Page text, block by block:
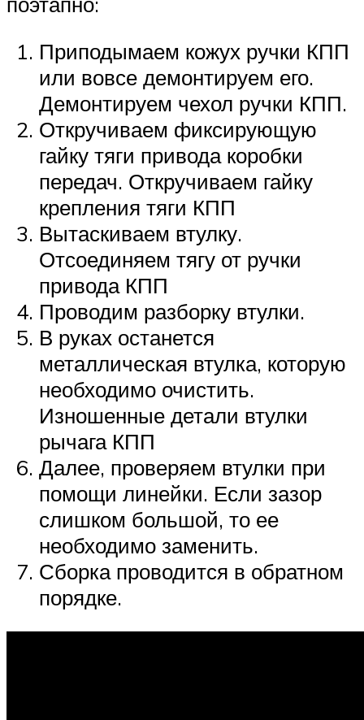
Приподымаем кожух ручки КПП
или вовсе демонтируем его.
Демонтируем чехол ручки КПП.
Откручиваем фиксирующую
гайку тяги привода коробки
передач. Откручиваем гайку
крепления тяги КПП
Вытаскиваем втулку.
Отсоединяем тягу от ручки
привода КПП
Проводим разборку втулки.
В руках останется
металлическая втулка, которую
необходимо очистить.
Изношенные детали втулки
рычага КПП
Далее, проверяем втулки при
помощи линейки. Если зазор
слишком большой, то ее
необходимо заменить.
Сборка проводится в обратном
порядке.